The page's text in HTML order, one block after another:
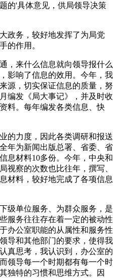
的'具体意见，供局领导决策
政务，较好地发挥了为局党
的作用。
，来什么信息就向领导报什么
影响了信息的效用。今年，我
源，切实保证信息的质量，努
编发《局大事记》，并及时收
料。每年编发各类信息、快
的力度，因此各类调研和报送
年为新闻出版总署、省委、省
息材料10多份。今年，中央和
视察的次数也比往年，撰写、
材料，较好地完成了各项信息
级单位服务、为群众服务，是
服务往往存在着一定的被动性
办公室职能的从属性和服务性
导和其他部门的要求，使得我
真思考，我认识到，办公室的
领导每一个时期都有每一个时
独特的习惯和思维方式。因